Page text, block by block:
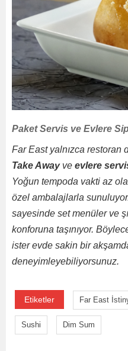
Paket Servis ve Evlere
Far East yalnızca
Take Awayve evlere
Yoğun tempoda vakti az
özel ambalajlarla
sayesinde set menüler ve
konforuna taşınıyor.
ister evde sakin bir
deneyimleyebiliyorsunuz.
Etiketler Far East
Sushi Dim Sum